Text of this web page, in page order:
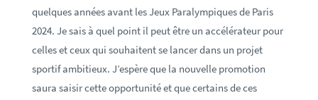
quelques années avant les Jeux Paralympiques de Paris
2024. Je sais à quel point il peut être un accélérateur pour
celles et ceux qui souhaitent se lancer dans un projet
sportif ambitieux. J’espère que la nouvelle promotion
saura saisir cette opportunité et que certains de ces